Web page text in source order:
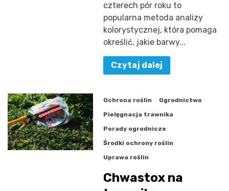
czterech pór roku to
popularna metoda analizy
kolorystycznej, która pomaga
określić, jakie barwy...
Czytaj dalej
Ochrona roślin
Ogrodnictwo
Pielęgnacja trawnika
Porady ogrodnicze
Środki ochrony roślin
Uprawa roślin
Chwastox na